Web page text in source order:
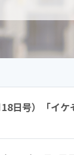
日号）「イ